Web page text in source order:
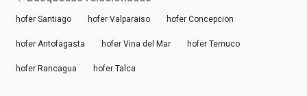
hofer Santiago hofer Valparaiso hofer Concepcion
hofer Antofagasta hofer Vina del Mar hofer Temuco
hofer Rancagua hofer Talca